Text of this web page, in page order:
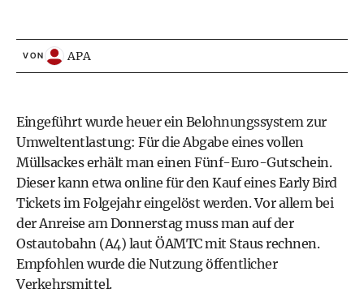
VON APA
Eingeführt wurde heuer ein Belohnungssystem zur
Umweltentlastung: Für die Abgabe eines vollen
Müllsackes erhält man einen Fünf-Euro-Gutschein.
Dieser kann etwa online für den Kauf eines Early Bird
Tickets im Folgejahr eingelöst werden. Vor allem bei
der Anreise am Donnerstag muss man auf der
Ostautobahn (A4) laut ÖAMTC mit Staus rechnen.
Empfohlen wurde die Nutzung öffentlicher
Verkehrsmittel.